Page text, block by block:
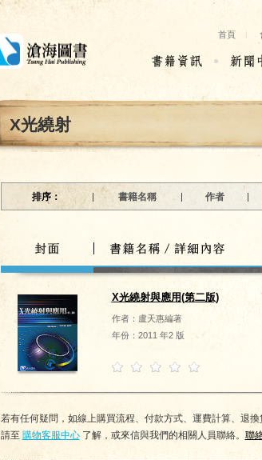
首頁 |
X光繞射
排序： 書籍名稱 作者
X光繞射與應用(第二版)
作者： 盧天惠編著
年份： 2011 年2 版
若有任何疑問，如線上購買流程、付款方式、運費計算、退換
請至 購物客服中心了解，或來信與我們的相關人員聯絡。 聯